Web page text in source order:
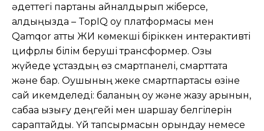
әдеттегі партаны айналдырып жіберсе,
алдыңызда – TopIQ оқу платформасы мен
Qamqor атты ЖИ көмекші біріккен интерактивті
цифрлық білім беруші трансформер. Озық
жүйеде ұстаздың өз смартпанелі, смарттақта
және бар. Оқушының жеке смартпартасы өзіне
сай икемделеді: баланың оқу және жазу қарқынын,
сабаққа қызығу деңгейі мен шаршау белгілерін
сараптайды. Үй тапсырмасын орындау немесе